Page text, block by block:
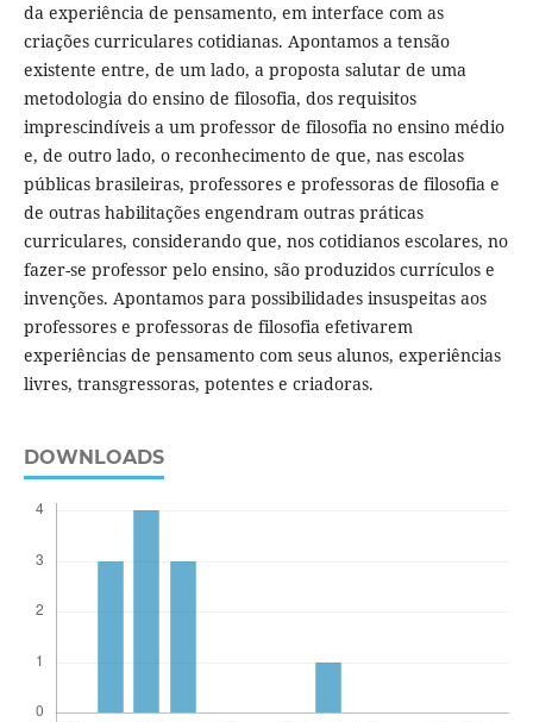
da experiência de pensamento, em interface com as
criações curriculares cotidianas. Apontamos a tensão
existente entre, de um lado, a proposta salutar de uma
metodologia do ensino de filosofia, dos requisitos
imprescindíveis a um professor de filosofia no ensino médio
e, de outro lado, o reconhecimento de que, nas escolas
públicas brasileiras, professores e professoras de filosofia e
de outras habilitações engendram outras práticas
curriculares, considerando que, nos cotidianos escolares, no
fazer-se professor pelo ensino, são produzidos currículos e
invenções. Apontamos para possibilidades insuspeitas aos
professores e professoras de filosofia efetivarem
experiências de pensamento com seus alunos, experiências
livres, transgressoras, potentes e criadoras.
DOWNLOADS